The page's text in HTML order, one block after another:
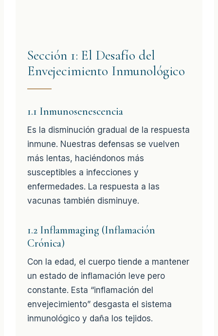
Sección 1: El Desafío del
Envejecimiento Inmunológico
1.1 Inmunosenescencia
Es la disminución gradual de la respuesta
inmune. Nuestras defensas se vuelven
más lentas, haciéndonos más
susceptibles a infecciones y
enfermedades. La respuesta a las
vacunas también disminuye.
1.2 Inflammaging (Inflamación
Crónica)
Con la edad, el cuerpo tiende a mantener
un estado de inflamación leve pero
constante. Esta “inflamación del
envejecimiento” desgasta el sistema
inmunológico y daña los tejidos.